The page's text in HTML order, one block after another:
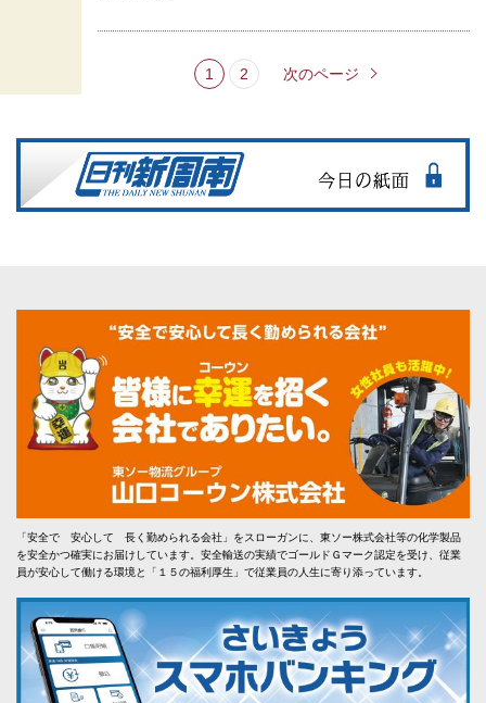
1 2 次のページ
「安全で 安心して 長く勤められる会社」をスローガンに、東ソー株式会社等の化学製品
を安全かつ確実にお届けしています。安全輸送の実績でゴールドＧマーク認定を受け、従業
員が安心して働ける環境と「１５の福利厚生」で従業員の人生に寄り添っています。